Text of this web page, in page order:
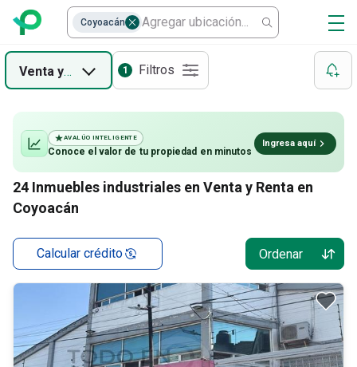
Venta yRenta 1 Filtros
24 Inmuebles industriales en Venta y Renta en
Coyoacán
Calcular crédito Ordenar
AVALÚO INTELIGENTE
Conoce el valor de tu propiedad en minutos
Ingresa aquí
Coyoacán